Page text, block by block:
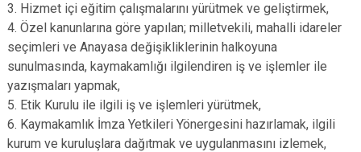
3. Hizmet içi eğitim çalışmalarını yürütmek ve geliştirmek,
4. Özel kanunlarına göre yapılan; milletvekili, mahalli idareler
seçimleri ve Anayasa değişikliklerinin halkoyuna
sunulmasında, kaymakamlığı ilgilendiren iş ve işlemler ile
yazışmaları yapmak,
5. Etik Kurulu ile ilgili iş ve işlemleri yürütmek,
6. Kaymakamlık İmza Yetkileri Yönergesini hazırlamak, ilgili
kurum ve kuruluşlara dağıtmak ve uygulanmasını izlemek,